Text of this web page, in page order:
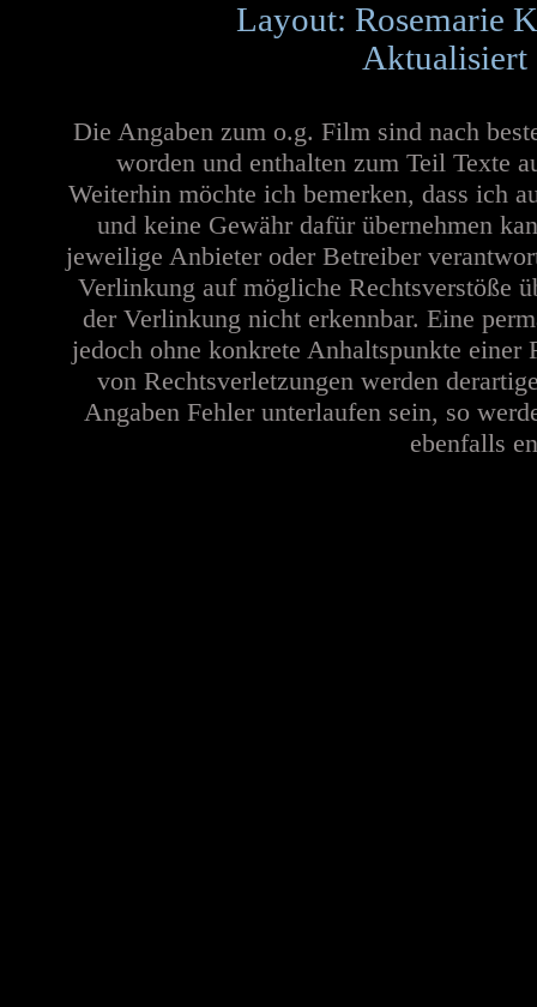
Layout: Rosemarie
Aktualisiert
Die Angaben zum o.g. Film sind nach
worden und enthalten zum Teil Texte
Weiterhin möchte ich bemerken, dass ich
und keine Gewähr dafür übernehmen
jeweilige Anbieter oder Betreiber
Verlinkung auf mögliche Rechtsverstöße
der Verlinkung nicht erkennbar. Eine
jedoch ohne konkrete Anhaltspunkte
von Rechtsverletzungen werden
Angaben Fehler unterlaufen sein, so
ebenfalls